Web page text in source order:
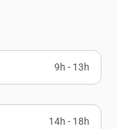
9h - 13h
14h - 18h